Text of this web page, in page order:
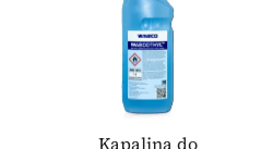
Kapalina do